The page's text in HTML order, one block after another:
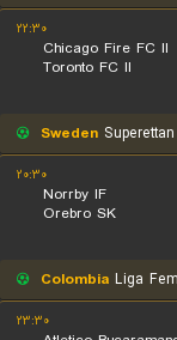
۲۲:۳۰
Chicago Fire FC II
Toronto FC II
Sweden Superettan
۲۰:۳۰
Norrby IF
Orebro SK
Colombia Liga
۲۳:۳۰